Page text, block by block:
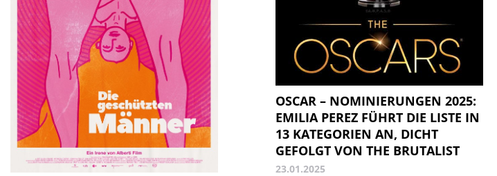
OSCAR – NOMINIERUNGEN 2025:
EMILIA PEREZ FÜHRT DIE LISTE IN
13 KATEGORIEN AN, DICHT
GEFOLGT VON THE BRUTALIST
23.01.2025